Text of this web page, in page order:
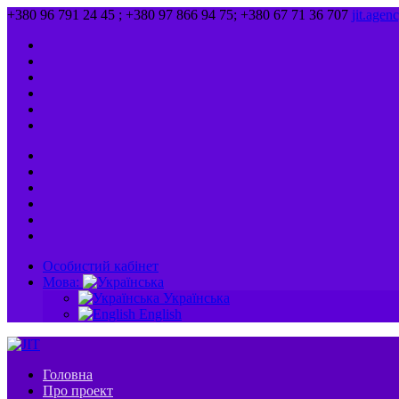
+380 96 791 24 45 ; +380 97 866 94 75; +380 67 71 36 707
Особистий кабінет
Мова:
Українська
English
Головна
Про проект